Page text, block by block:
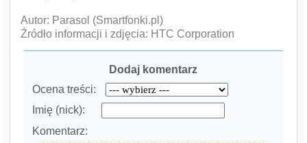
Autor: Parasol (Smartfonki.pl)
Źródło informacji i zdjęcia: HTC Corporation
Dodaj komentarz
Ocena treści:
Imię (nick):
Komentarz: